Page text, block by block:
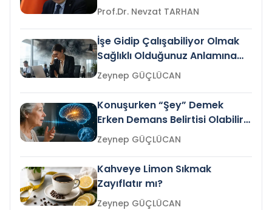
Prof.Dr. Nevzat TARHAN
İşe Gidip Çalışabiliyor Olmak
Sağlıklı Olduğunuz Anlamına
Gelir mi?Zeynep GÜÇLÜCAN
Konuşurken “Şey” Demek
Erken Demans Belirtisi Olabilir
mi?
Zeynep GÜÇLÜCAN
Kahveye Limon Sıkmak
Zayıflatır mı?
Zeynep GÜÇLÜCAN